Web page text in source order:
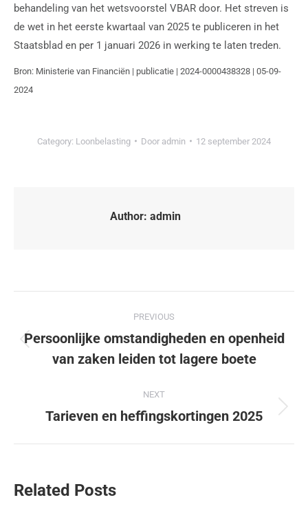
behandeling van het wetsvoorstel VBAR door. Het streven is
de wet in het eerste kwartaal van 2025 te publiceren in het
Staatsblad en per 1 januari 2026 in werking te laten treden.
Bron: Ministerie van Financiën | publicatie | 2024-0000438328 | 05-09-
2024
Category: Loonbelasting Door admin 12 september 2024
Author: admin
PREVIOUS
Persoonlijke omstandigheden en openheid
van zaken leiden tot lagere boete
NEXT
Tarieven en heffingskortingen 2025
Related Posts